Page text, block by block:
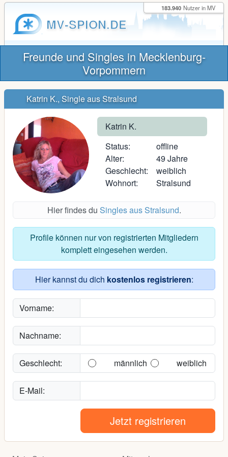
MV-SPION.DE
183.940 Nutzer in MV
Freunde und Singles in Mecklenburg-
Vorpommern
Katrin K., Single aus Stralsund
Katrin K.
Status:
offline
Alter:
49 Jahre
Geschlecht:
weiblich
Wohnort:
Stralsund
Hier findes du Singles aus Stralsund.
Profile können nur von registrierten Mitgliedern
komplett eingesehen werden.
Hier kannst du dich kostenlos registrieren:
Vorname:
Nachname:
Geschlecht: männlich weiblich
E-Mail:
Jetzt registrieren